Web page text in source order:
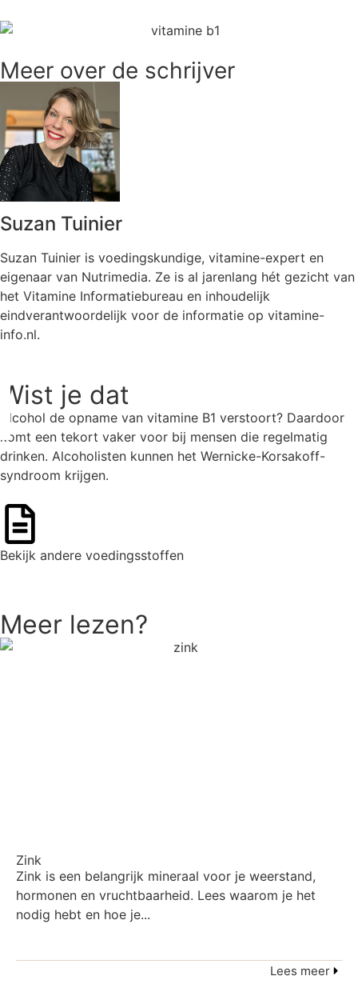
Meer over de schrijver
Suzan Tuinier
Suzan Tuinier is voedingskundige, vitamine-expert en
eigenaar van Nutrimedia. Ze is al jarenlang hét gezicht van
het Vitamine Informatiebureau en inhoudelijk
eindverantwoordelijk voor de informatie op vitamine-
info.nl.
Wist je dat
Alcohol de opname van vitamine B1 verstoort? Daardoor
komt een tekort vaker voor bij mensen die regelmatig
drinken. Alcoholisten kunnen het Wernicke-Korsakoff-
syndroom krijgen.
Bekijk andere voedingsstoffen
Meer lezen?
Zink
Zink is een belangrijk mineraal voor je weerstand,
hormonen en vruchtbaarheid. Lees waarom je het
nodig hebt en hoe je...
Lees meer